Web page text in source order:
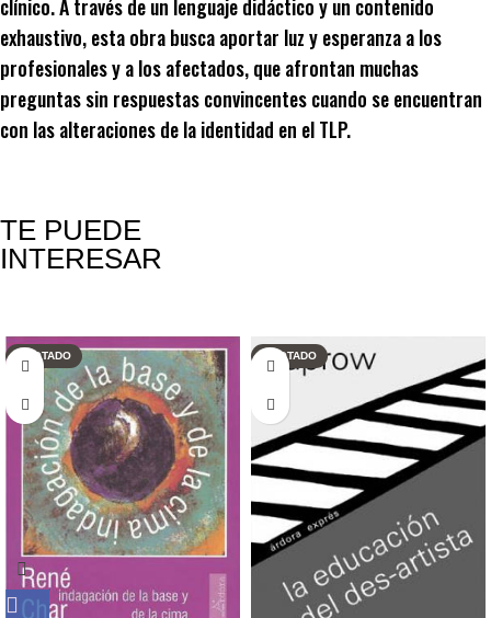
clínico. A través de un lenguaje didáctico y un contenido
exhaustivo, esta obra busca aportar luz y esperanza a los
profesionales y a los afectados, que afrontan muchas
preguntas sin respuestas convincentes cuando se encuentran
con las alteraciones de la identidad en el TLP.
TE PUEDE
INTERESAR
AGOTADO AGOTADO